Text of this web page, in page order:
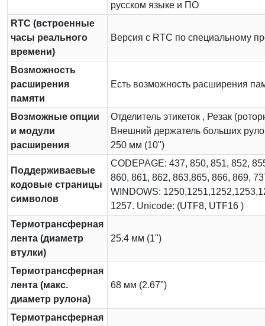
русском языке и ПО
RTC (встроенные
часы реального
времени)
Версия с RTC по специальному
Возможность
расширения
памяти
Есть возможность расширения
Возможные опции
и модули
расширения
Отделитель этикеток , Резак
Внешний держатель больших
250 мм (10")
Поддерживаевые
кодовые страницы
символов
CODEPAGE: 437, 850, 851, 852,
860, 861, 862, 863,865, 866, 869,
WINDOWS:
1257. Unicode: (UTF8, UTF16 )
Термотрансферная
лента (диаметр
втулки)
25.4 мм (1")
Термотрансферная
лента (макс.
диаметр рулона)
68 мм (2.67")
Термотрансферная